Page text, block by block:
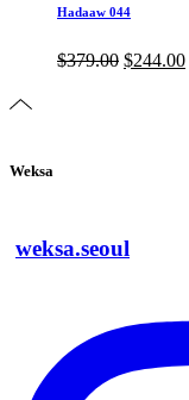
Hadaaw 044
$379.00 $244.00
Weksa
weksa.seoul